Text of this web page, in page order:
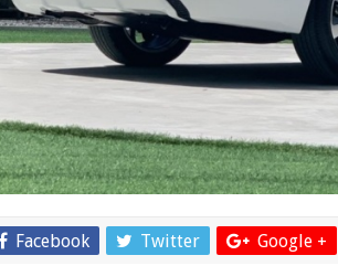
Facebook Twitter Google +